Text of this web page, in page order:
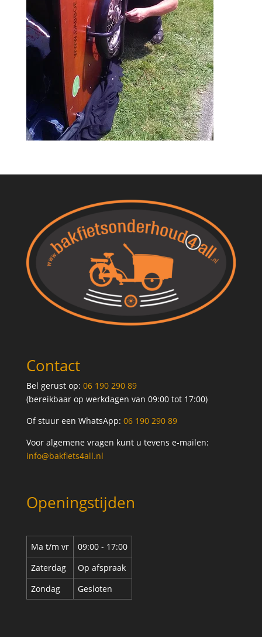
Contact
Bel gerust op: 06 190 290 89
(bereikbaar op werkdagen van 09:00 tot 17:00)
Of stuur een WhatsApp: 06 190 290 89
Voor algemene vragen kunt u tevens e-mailen:
info@bakfiets4all.nl
Openingstijden
Ma t/m vr
09:00 - 17:00
Zaterdag
Op afspraak
Zondag
Gesloten